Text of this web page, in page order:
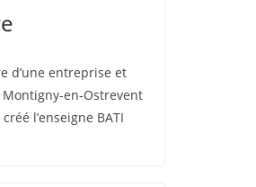
d’une entreprise et
Montigny-en-Ostrevent
l’enseigne BATI